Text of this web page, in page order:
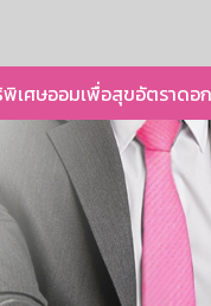
พิเศษออมเพื่อสุขอัตราดอ